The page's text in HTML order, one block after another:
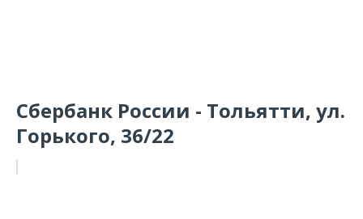
Сбербанк России - Тольятти, ул.
Горького, 36/22